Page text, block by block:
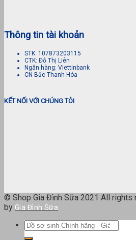
Thông tin tài khoản
STK: 107873203115
CTK: Đỗ Thị Liên
Ngân hàng: Viettinbank
CN Bắc Thanh Hóa
KẾT NỐI VỚI CHÚNG TÔI
© Shop Gia Đình Sữa 2021 All rights
by Gia Đình Sữa
Tìm
kiếm: